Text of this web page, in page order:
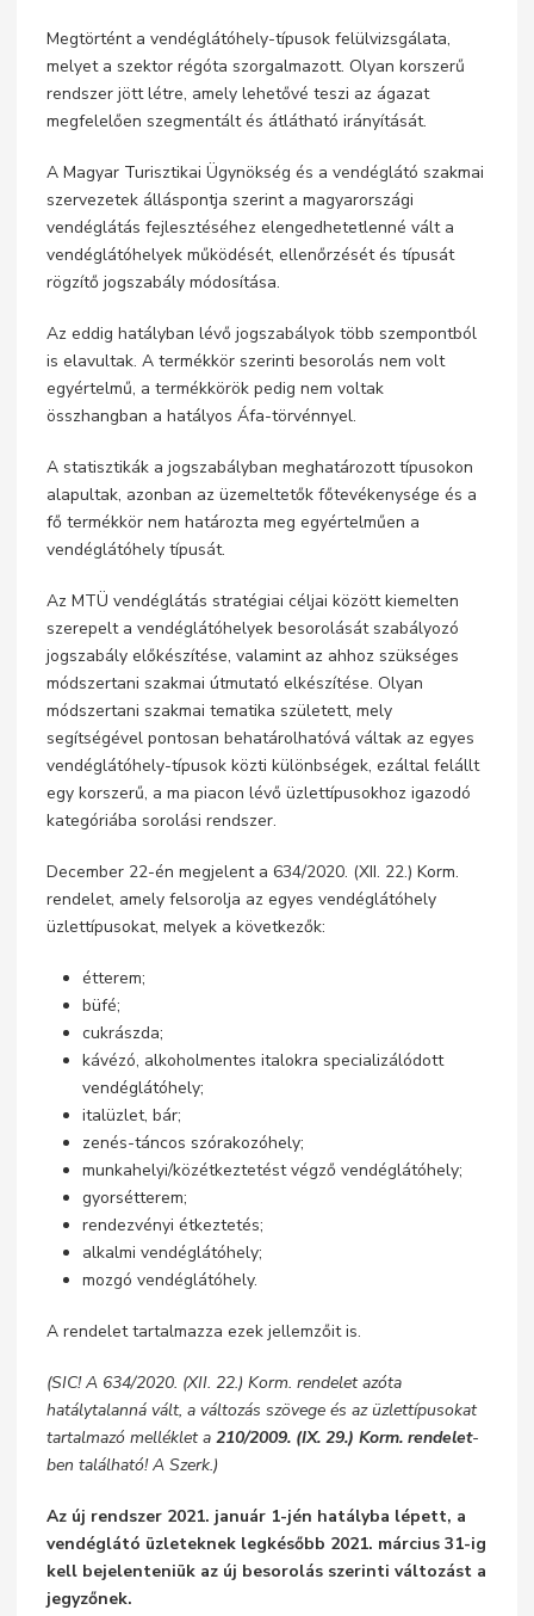
Megtörtént a vendéglátóhely-típusok felülvizsgálata,
melyet a szektor régóta szorgalmazott. Olyan korszerű
rendszer jött létre, amely lehetővé teszi az ágazat
megfelelően szegmentált és átlátható irányítását.
A Magyar Turisztikai Ügynökség és a vendéglátó szakmai
szervezetek álláspontja szerint a magyarországi
vendéglátás fejlesztéséhez elengedhetetlenné vált a
vendéglátóhelyek működését, ellenőrzését és típusát
rögzítő jogszabály módosítása.
Az eddig hatályban lévő jogszabályok több szempontból
is elavultak. A termékkör szerinti besorolás nem volt
egyértelmű, a termékkörök pedig nem voltak
összhangban a hatályos Áfa-törvénnyel.
A statisztikák a jogszabályban meghatározott típusokon
alapultak, azonban az üzemeltetők főtevékenysége és a
fő termékkör nem határozta meg egyértelműen a
vendéglátóhely típusát.
Az MTÜ vendéglátás stratégiai céljai között kiemelten
szerepelt a vendéglátóhelyek besorolását szabályozó
jogszabály előkészítése, valamint az ahhoz szükséges
módszertani szakmai útmutató elkészítése. Olyan
módszertani szakmai tematika született, mely
segítségével pontosan behatárolhatóvá váltak az egyes
vendéglátóhely-típusok közti különbségek, ezáltal felállt
egy korszerű, a ma piacon lévő üzlettípusokhoz igazodó
kategóriába sorolási rendszer.
December 22-én megjelent a 634/2020. (XII. 22.) Korm.
rendelet, amely felsorolja az egyes vendéglátóhely
üzlettípusokat, melyek a következők:
étterem;
büfé;
cukrászda;
kávézó, alkoholmentes italokra specializálódott
vendéglátóhely;
italüzlet, bár;
zenés-táncos szórakozóhely;
munkahelyi/közétkeztetést végző vendéglátóhely;
gyorsétterem;
rendezvényi étkeztetés;
alkalmi vendéglátóhely;
mozgó vendéglátóhely.
A rendelet tartalmazza ezek jellemzőit is.
(SIC! A 634/2020. (XII. 22.) Korm. rendelet azóta
hatálytalanná vált, a változás szövege és az üzlettípusokat
tartalmazó melléklet a210/2009. (IX. 29.) Korm. rendelet-
ben található! A Szerk.)
Az új rendszer 2021. január 1-jén hatályba lépett, a
vendéglátó üzleteknek legkésőbb 2021. március 31-ig
kell bejelenteniük az új besorolás szerinti változást a
jegyzőnek.